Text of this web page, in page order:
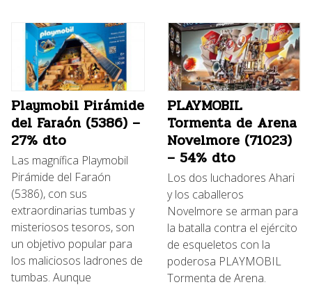
Playmobil Pirámide
del Faraón (5386) –
27% dto
Las magnífica Playmobil
Pirámide del Faraón
(5386), con sus
extraordinarias tumbas y
misteriosos tesoros, son
un objetivo popular para
los maliciosos ladrones de
tumbas. Aunque
PLAYMOBIL
Tormenta de Arena
Novelmore (71023)
– 54% dto
Los dos luchadores Ahari
y los caballeros
Novelmore se arman para
la batalla contra el ejército
de esqueletos con la
poderosa PLAYMOBIL
Tormenta de Arena.